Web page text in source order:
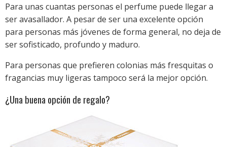
Para unas cuantas personas el perfume puede llegar a
ser avasallador. A pesar de ser una excelente opción
para personas más jóvenes de forma general, no deja de
ser sofisticado, profundo y maduro.
Para personas que prefieren colonias más fresquitas o
fragancias muy ligeras tampoco será la mejor opción.
¿Una buena opción de regalo?